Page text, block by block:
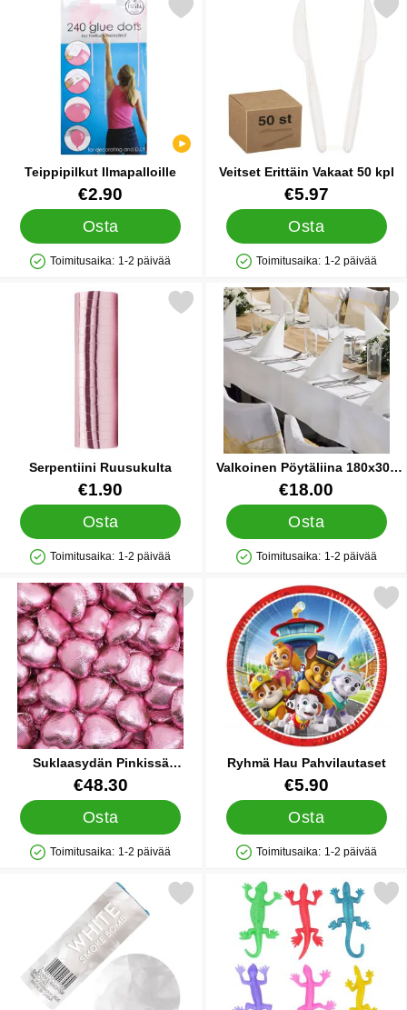
Teippipilkut Ilmapalloille
Tuote.nro 22428
€2.90
Osta
Saatavuus: Varastossa
Toimitusaika: 1-2 päivää
Merkitse teippipilkut Ilmapalloille suosikiksi
Veitset Erittäin Vakaat 50 kpl
Tuote.nro 32152
€5.97
Osta
Saatavuus: Varastossa
Toimitusaika: 1-2 päivää
Merkitse veitset Erittäin
Serpentiini Ruusukulta
Tuote.nro 33070
€1.90
Osta
Saatavuus: Varastossa
Toimitusaika: 1-2 päivää
Merkitse serpentiini Ruusukulta suosikiksi
Valkoinen Pöytäliina 180x300
cm
Tuote.nro 41445
€18.00
Osta
Saatavuus: Varastossa
Toimitusaika: 1-2 päivää
Merkitse valkoinen
Suklaasydän Pinkissä
Foliossa 1kg
Tuote.nro 42075
€48.30
Osta
Saatavuus: Varastossa
Toimitusaika: 1-2 päivää
Merkitse suklaasydän Pinkissä Foliossa 1kg suosikiksi
Ryhmä Hau Pahvilautaset
Tuote.nro 43186
€5.90
Osta
Saatavuus: Varastossa
Toimitusaika: 1-2 päivää
Merkitse ryhmä Hau
Merkitse savupommi Valkoinen 11,5 cm 5 kpl suosikiksi
Merkitse venyvä Lisko